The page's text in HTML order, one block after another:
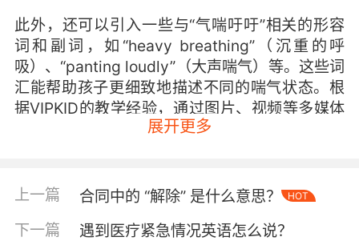
此外，还可以引入一些与“气喘吁吁”相关的形容
词和副词，如“heavy breathing”（沉重的呼
吸）、“panting loudly”（大声喘气）等。这些词
汇能帮助孩子更细致地描述不同的喘气状态。根
据VIPKID的教学经验，通过图片、视频等多媒体
资源辅助教学，能让孩子更直观地理解这些词汇
的趣味性，又能巩固词汇记忆。
情景化教学
展开更多
上一篇 合同中的 “解除” 是什么意思？ HOT
下一篇 遇到医疗紧急情况英语怎么说？